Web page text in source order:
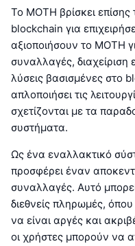
Το MOTH βρίσκει
blockchain για
αξιοποιήσουν το MOTH
συναλλαγές, διαχείριση
λύσεις βασισμένες στο
απλοποιήσει τις
σχετίζονται με τα
συστήματα.
Ως ένα εναλλακτικό
προσφέρει έναν
συναλλαγές. Αυτό
διεθνείς πληρωμές,
να είναι αργές και
οι χρήστες μπορούν να